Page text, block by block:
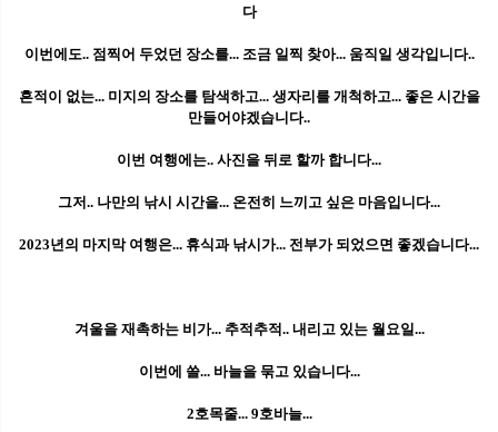
다
이번에도.. 점찍어 두었던 장소를... 조금 일찍 찾아... 움직일 생각입니다..
흔적이 없는... 미지의 장소를 탐색하고... 생자리를 개척하고... 좋은 시간을
만들어야겠습니다..
이번 여행에는.. 사진을 뒤로 할까 합니다...
그저.. 나만의 낚시 시간을... 온전히 느끼고 싶은 마음입니다...
2023년의 마지막 여행은... 휴식과 낚시가... 전부가 되었으면 좋겠습니다...
겨울을 재촉하는 비가... 추적추적.. 내리고 있는 월요일...
이번에 쓸... 바늘을 묶고 있습니다...
2호목줄... 9호바늘...